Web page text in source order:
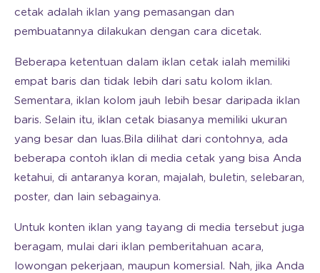
cetak adalah iklan yang pemasangan dan
pembuatannya dilakukan dengan cara dicetak.
Beberapa ketentuan dalam iklan cetak ialah memiliki
empat baris dan tidak lebih dari satu kolom iklan.
Sementara, iklan kolom jauh lebih besar daripada iklan
baris. Selain itu, iklan cetak biasanya memiliki ukuran
yang besar dan luas.Bila dilihat dari contohnya, ada
beberapa contoh iklan di media cetak yang bisa Anda
ketahui, di antaranya koran, majalah, buletin, selebaran,
poster, dan lain sebagainya.
Untuk konten iklan yang tayang di media tersebut juga
beragam, mulai dari iklan pemberitahuan acara,
lowongan pekerjaan, maupun komersial. Nah, jika Anda